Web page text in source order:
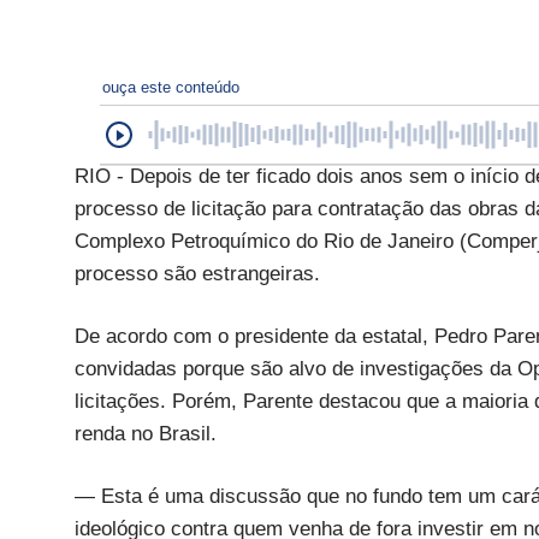
ouça este conteúdo
RIO - Depois de ter ficado dois anos sem o início
processo de licitação para contratação das obras
Complexo Petroquímico do Rio de Janeiro
processo são estrangeiras.
De acordo com o presidente da estatal, Pedro
convidadas porque são alvo de investigações da
licitações. Porém, Parente destacou que a
renda no Brasil.
— Esta é uma discussão que no fundo tem um
ideológico contra quem venha de fora investir em